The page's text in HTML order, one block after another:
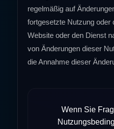
regelmäßig auf
fortgesetzte Nutzung oder
Website oder den Dienst
von Änderungen dieser
die Annahme dieser
Wenn Sie